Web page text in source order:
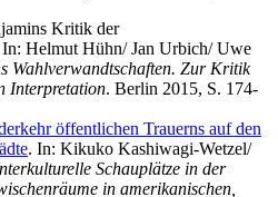
Kritik der
In: Helmut Hühn/ Jan Urbich/ Uwe
Wahlverwandtschaften. Zur Kritik
Interpretation. Berlin 2015, S. 174-
öffentlichen Trauerns auf den
. In: Kikuko Kashiwagi-Wetzel/
Schauplätze in der
in amerikanischen,